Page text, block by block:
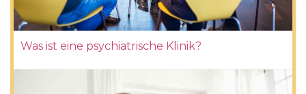
Was ist eine psychiatrische Klinik?